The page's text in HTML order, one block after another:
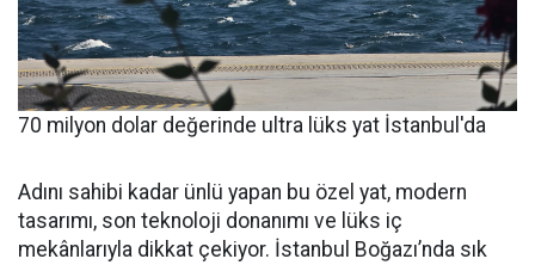
70 milyon dolar değerinde ultra lüks yat İstanbul'da
Adını sahibi kadar ünlü yapan bu özel yat, modern
tasarımı, son teknoloji donanımı ve lüks iç
mekânlarıyla dikkat çekiyor. İstanbul Boğazı’nda sık